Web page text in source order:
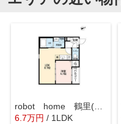
robot home 鶴里(ロボットホームツル
6.7万円 / 1LDK